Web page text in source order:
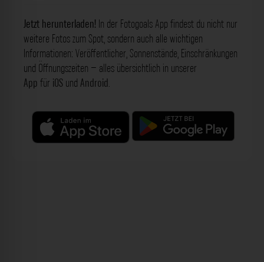
Jetzt herunterladen! In der Fotogoals App findest du nicht nur
weitere Fotos zum Spot, sondern auch alle wichtigen
Informationen: Veröffentlicher, Sonnenstände, Einschränkungen
und Öffnungszeiten – alles übersichtlich in unserer
App für iOS und Android.